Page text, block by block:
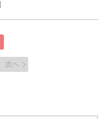
次へ